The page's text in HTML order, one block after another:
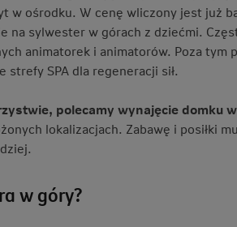
w ośrodku. W cenę wliczony jest już
na sylwester w górach z dziećmi.
animatorek i animatorów. Poza tym
SPA dla regeneracji sił.
polecamy wynajęcie domku
lokalizacjach. Zabawę i posiłki
w góry?